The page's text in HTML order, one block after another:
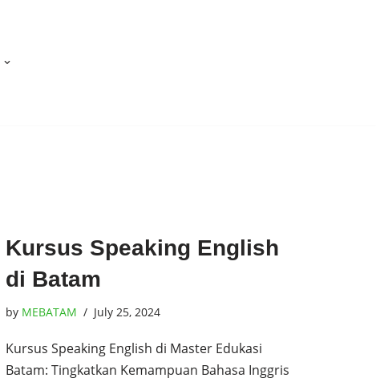
Kursus Speaking English
di Batam
by MEBATAM July 25, 2024
Kursus Speaking English di Master Edukasi
Batam: Tingkatkan Kemampuan Bahasa Inggris